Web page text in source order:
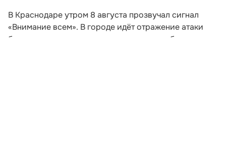
В Краснодаре утром 8 августа прозвучал сигнал
«Внимание всем». В городе идёт отражение атаки
беспилотных летательных аппаратов, сообщили в